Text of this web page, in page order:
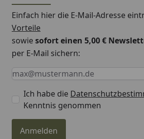
Einfach hier die E-Mail-Adresse
Vorteile
sowiesofort einen 5,00 €
per E-Mail sichern:
Keine Eingabe erforderlich
Eingabe erforderlich
E-Mail *
Ich habe die
Kenntnis genommen
Anmelden